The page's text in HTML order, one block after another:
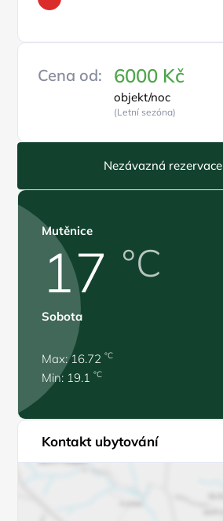
Cena od: 6000 Kč
objekt/noc
(Letní sezóna)
Nezávazná rezervace
Mutěnice
17 °C
Sobota
Max: 16.72°C
Min: 19.1°C
Kontakt ubytování